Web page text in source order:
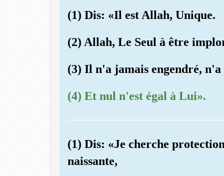
(1) Dis: «Il est Allah, Unique.
(2) Allah, Le Seul à être
(3) Il n'a jamais engendré, n'a
(4) Et nul n'est égal à Lui».
(1) Dis: «Je cherche
naissante,